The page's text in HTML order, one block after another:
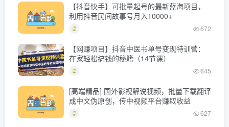
【抖音快手】可批量起号的最新蓝海项目，
利用抖音民间故事号月入10000+
672
【网赚项目】抖音中医书单号变现特训营：
在家轻松搞钱的秘籍（14节课）
645
[高端精品] 国外影视解说视频，批量下载翻译
成中文伪原创，传中视频平台赚取收益
627